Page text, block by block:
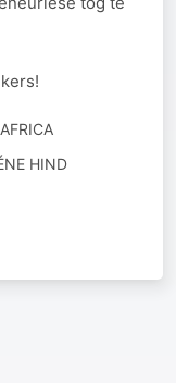
HIND